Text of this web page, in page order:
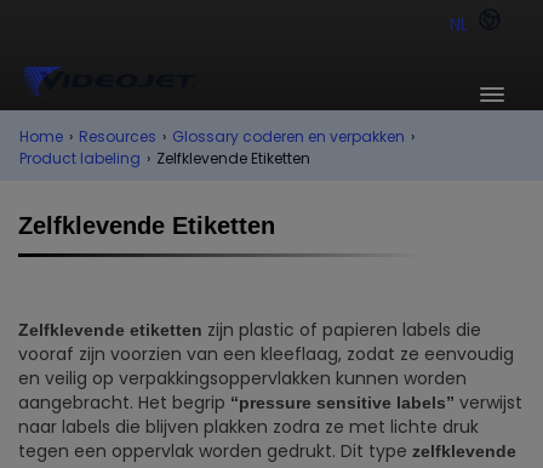
NL
Home › Resources › Glossary coderen en verpakken ›
Product labeling › Zelfklevende Etiketten
Zelfklevende Etiketten
Zelfklevende etiketten zijn plastic of papieren labels die
vooraf zijn voorzien van een kleeflaag, zodat ze eenvoudig
en veilig op verpakkingsoppervlakken kunnen worden
aangebracht. Het begrip “pressure sensitive labels” verwijst
naar labels die blijven plakken zodra ze met lichte druk
tegen een oppervlak worden gedrukt. Dit type zelfklevende